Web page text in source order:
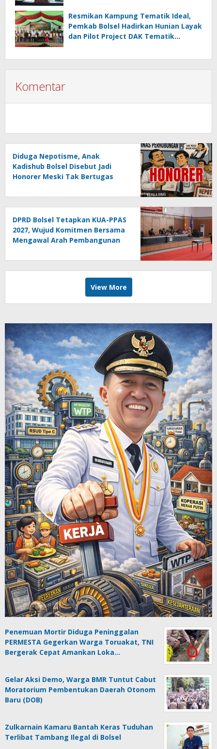
Resmikan Kampung Tematik Ideal,
Pemkab Bolsel Hadirkan Hunian Layak
dan Pilot Project DAK Tematik
Komentar
Diduga Nepotisme, Anak
Kadishub Bolsel Disebut Jadi
Honorer Meski Tak Bertugas
DPRD Bolsel Tetapkan KUA-PPAS
2027, Wujud Komitmen Bersama
Mengawal Arah Pembangunan
View More
Penemuan Mortir Diduga Peninggalan
PERMESTA Gegerkan Warga Toruakat, TNI
Bergerak Cepat Amankan Loka…
Gelar Aksi Demo, Warga BMR Tuntut Cabut
Moratorium Pembentukan Daerah Otonom
Baru (DOB)
Zulkarnain Kamaru Bantah Keras Tuduhan
Terlibat Tambang Ilegal di Bolsel